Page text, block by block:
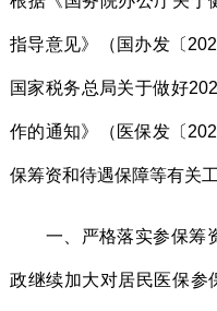
指导意见》（国办发〔
国家税务总局关于做好
作的通知》（医保发〔
保筹资和待遇保障等有关
一、严格落实参保筹资
政继续加大对居民医保参